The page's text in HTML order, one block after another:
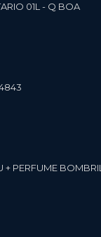
01L - Q BOA
+ PERFUME BOMBRIL